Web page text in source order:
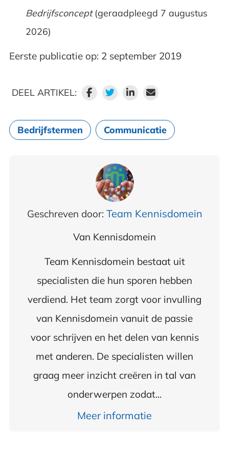
Bedrijfsconcept(geraadpleegd 7 augustus
2026)
Eerste publicatie op: 2 september 2019
DEEL ARTIKEL:
Bedrijfstermen Communicatie
Geschreven door: Team Kennisdomein
Van Kennisdomein
Team Kennisdomein bestaat uit
specialisten die hun sporen hebben
verdiend. Het team zorgt voor invulling
van Kennisdomein vanuit de passie
voor schrijven en het delen van kennis
met anderen. De specialisten willen
graag meer inzicht creëren in tal van
onderwerpen zodat...
Meer informatie